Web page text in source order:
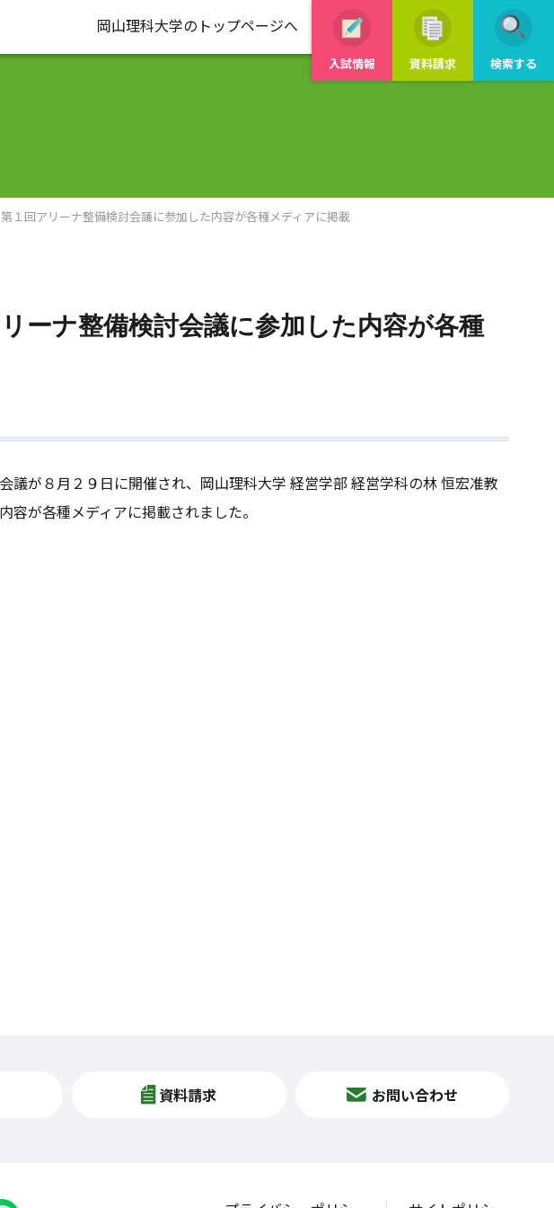
岡山理科大学のトップページへ
入試情報 資料請求 検索する
回アリーナ整備検討会議に参加した内容が各種メディアに掲載
ナ整備検討会議に参加した内容が各種
が８月２９日に開催され、岡山理科大学 経営学部 経営学科の林 恒宏准教
が各種メディアに掲載されました。
資料請求 お問い合わせ